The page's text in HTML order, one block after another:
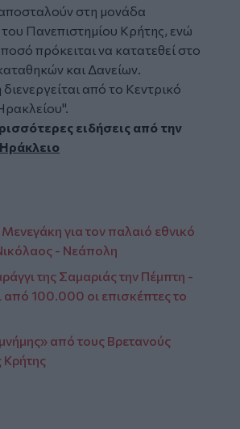
στη μονάδα
του Πανεπιστημίου Κρήτης, ενώ
πρόκειται να κατατεθεί στο
και Δανείων.
από το Κεντρικό
ειδήσεις από την
Ηράκλειο
για τον παλαιό εθνικό
- Νεάπολη
της Σαμαριάς την Πέμπτη -
από 100.000 οι επισκέπτες το
από τους Βρετανούς
Κρήτης